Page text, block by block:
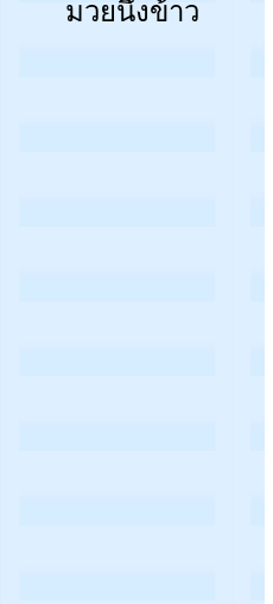
มวยนึ่งข้าว